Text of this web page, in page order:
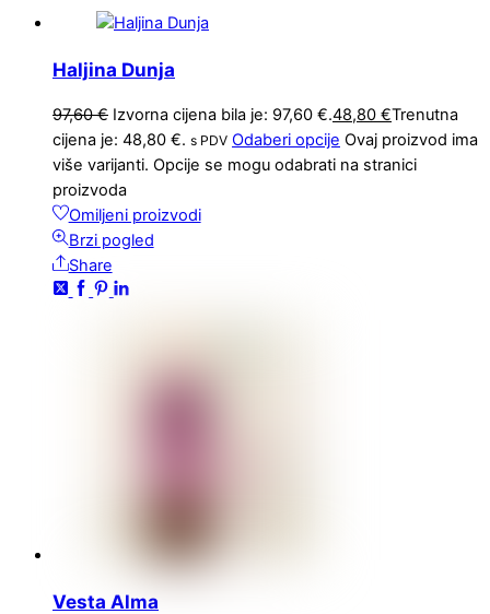
Haljina Dunja
97,60€ Izvorna cijena bila je: 97,60 €.48,80 €Trenutna
cijena je: 48,80 €. s PDV Odaberi opcije Ovaj proizvod ima
više varijanti. Opcije se mogu odabrati na stranici
proizvoda
Omiljeni proizvodi
Brzi pogled
Share
Vesta Alma